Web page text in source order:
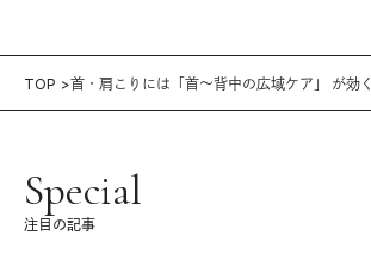
TOP 首・肩こりには「首〜背中の広域ケア」 が効く
Special
注目の記事